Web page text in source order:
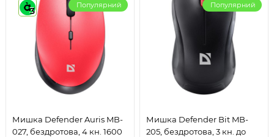
3
Популярний
Мишка Defender Auris MB-
027, бездротова, 4 кн. 1600
Популярний
Мишка Defender Bit MB-
205, бездротова, 3 кн. до